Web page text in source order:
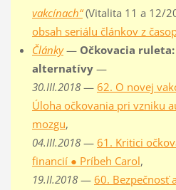
vakcínach“(Vitalita 11 a 12/
obsah seriálu článkov z
Články— Očkovacia
alternatívy—
30.III.2018— 62. O novej
Úloha očkovania pri vzniku
mozgu,
04.III.2018— 61. Kritici
financií ● Príbeh Carol,
19.II.2018— 60. Bezpečnosť